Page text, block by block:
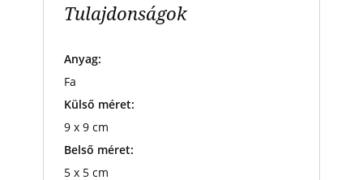
Tulajdonságok
Anyag:
Fa
Külső méret:
9 x 9 cm
Belső méret:
5 x 5 cm